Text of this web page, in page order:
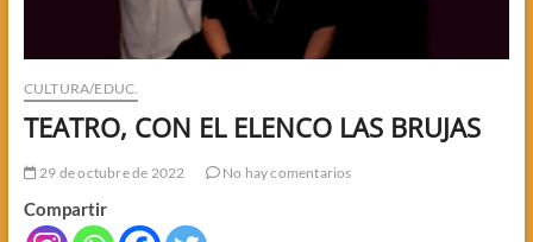
CULTURA/EDUC.
TEATRO, CON EL ELENCO LAS BRUJAS
29 de octubre de 2022 No hay comentarios
Compartir